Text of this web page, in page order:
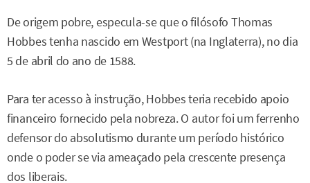
De origem pobre, especula-se que o filósofo Thomas
Hobbes tenha nascido em Westport (na Inglaterra), no dia
5 de abril do ano de 1588.
Para ter acesso à instrução, Hobbes teria recebido apoio
financeiro fornecido pela nobreza. O autor foi um ferrenho
defensor do absolutismo durante um período histórico
onde o poder se via ameaçado pela crescente presença
dos liberais.